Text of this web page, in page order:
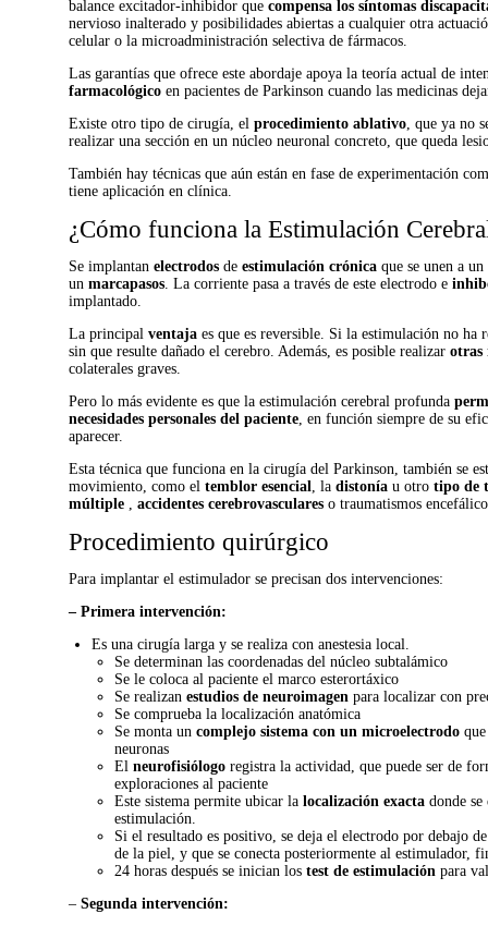
balance excitador-inhibidor quecompensa los síntomas
nervioso inalterado y posibilidades abiertas a cualquier otra
celular o la microadministración selectiva de fármacos.
Las garantías que ofrece este abordaje apoya la teoría actual de
farmacológicoen pacientes de Parkinson cuando las medicinas
Existe otro tipo de cirugía, elprocedimiento ablativo , que ya no
realizar una sección en un núcleo neuronal concreto, que queda
También hay técnicas que aún están en fase de experimentación
tiene aplicación en clínica.
¿Cómo funciona la Estimulación
Se implantanelectrodos deestimulación crónica que se unen a
unmarcapasos . La corriente pasa a través de este electrodo e
implantado.
La principalventaja es que es reversible. Si la estimulación no ha
sin que resulte dañado el cerebro. Además, es posible realizar otras
colaterales graves.
Pero lo más evidente es que la estimulación cerebral profunda
necesidades personales del paciente , en función siempre de su
aparecer.
Esta técnica que funciona en la cirugía del Parkinson, también se
movimiento, como eltemblor esencial , ladistonía u otrotipo de
múltiple
,accidentes cerebrovasculares o traumatismos
Procedimiento quirúrgico
Para implantar el estimulador se precisan dos intervenciones:
– Primera intervención:
Es una cirugía larga y se realiza con anestesia local.
Se determinan las coordenadas del núcleo subtalámico
Se le coloca al paciente el marco esterortáxico
Se realizanestudios de neuroimagen para localizar con
Se comprueba la localización anatómica
Se monta uncomplejo sistema con un microelectrodo
neuronas
Elneurofisiólogo registra la actividad, que puede ser de
exploraciones al paciente
Este sistema permite ubicar lalocalización exacta donde
estimulación.
Si el resultado es positivo, se deja el electrodo por debajo
de la piel, y que se conecta posteriormente al estimulador,
24 horas después se inician lostest de estimulación para
–Segunda intervención: